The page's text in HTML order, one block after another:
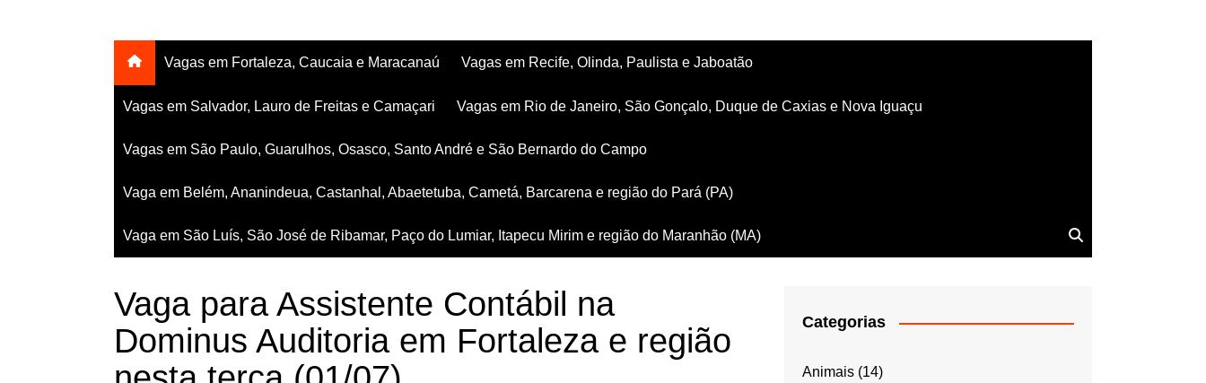
Vagas em Fortaleza, Caucaia e Maracanaú Vagas em Recife, Olinda, Paulista e Jaboatão
Vagas em Salvador, Lauro de Freitas e Camaçari Vagas em Rio de Janeiro, São Gonçalo, Duque de Caxias e Nova Iguaçu
Vagas em São Paulo, Guarulhos, Osasco, Santo André e São Bernardo do Campo
Vaga em Belém, Ananindeua, Castanhal, Abaetetuba, Cametá, Barcarena e região do Pará (PA)
Vaga em São Luís, São José de Ribamar, Paço do Lumiar, Itapecu Mirim e região do Maranhão (MA)
Vaga para Assistente Contábil na
Dominus Auditoria em Fortaleza e região
Categorias
Animais(14)